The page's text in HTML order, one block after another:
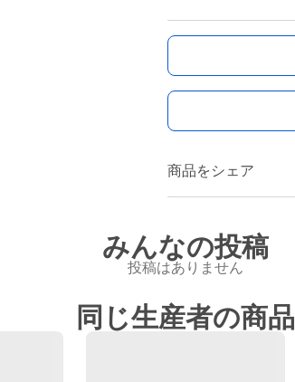
商品をシェア
みんなの投稿
投稿はありません
同じ生産者の商品